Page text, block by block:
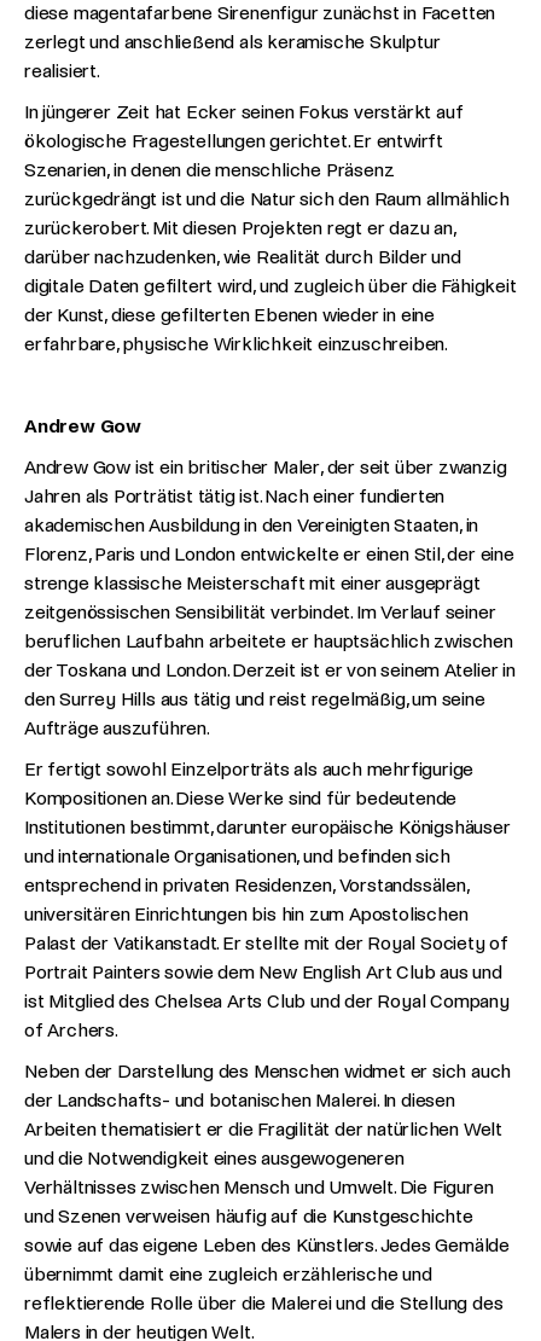
diese magentafarbene Sirenenfigur zunächst in Facetten
zerlegt und anschließend als keramische Skulptur
realisiert.
In jüngerer Zeit hat Ecker seinen Fokus verstärkt auf
ökologische Fragestellungen gerichtet. Er entwirft
Szenarien, in denen die menschliche Präsenz
zurückgedrängt ist und die Natur sich den Raum allmählich
zurückerobert. Mit diesen Projekten regt er dazu an,
darüber nachzudenken, wie Realität durch Bilder und
digitale Daten gefiltert wird, und zugleich über die Fähigkeit
der Kunst, diese gefilterten Ebenen wieder in eine
erfahrbare, physische Wirklichkeit einzuschreiben.
Andrew Gow
Andrew Gow ist ein britischer Maler, der seit über zwanzig
Jahren als Porträtist tätig ist. Nach einer fundierten
akademischen Ausbildung in den Vereinigten Staaten, in
Florenz, Paris und London entwickelte er einen Stil, der eine
strenge klassische Meisterschaft mit einer ausgeprägt
zeitgenössischen Sensibilität verbindet. Im Verlauf seiner
beruflichen Laufbahn arbeitete er hauptsächlich zwischen
der Toskana und London. Derzeit ist er von seinem Atelier in
den Surrey Hills aus tätig und reist regelmäßig, um seine
Aufträge auszuführen.
Er fertigt sowohl Einzelporträts als auch mehrfigurige
Kompositionen an. Diese Werke sind für bedeutende
Institutionen bestimmt, darunter europäische Königshäuser
und internationale Organisationen, und befinden sich
entsprechend in privaten Residenzen, Vorstandssälen,
universitären Einrichtungen bis hin zum Apostolischen
Palast der Vatikanstadt. Er stellte mit der Royal Society of
Portrait Painters sowie dem New English Art Club aus und
ist Mitglied des Chelsea Arts Club und der Royal Company
of Archers.
Neben der Darstellung des Menschen widmet er sich auch
der Landschafts- und botanischen Malerei. In diesen
Arbeiten thematisiert er die Fragilität der natürlichen Welt
und die Notwendigkeit eines ausgewogeneren
Verhältnisses zwischen Mensch und Umwelt. Die Figuren
und Szenen verweisen häufig auf die Kunstgeschichte
sowie auf das eigene Leben des Künstlers. Jedes Gemälde
übernimmt damit eine zugleich erzählerische und
reflektierende Rolle über die Malerei und die Stellung des
Malers in der heutigen Welt.